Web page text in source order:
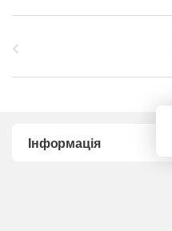
Інформація